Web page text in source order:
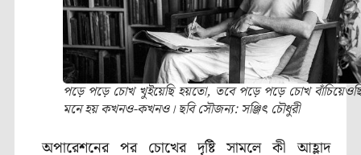
পড়ে পড়ে চোখ খুইয়েছি হয়তো, তবে পড়ে পড়ে চোখ
মনে হয় কখনও-কখনও। ছবি সৌজন্য: সঞ্জিৎ চৌধুরী
অপারেশনের পর চোখের দৃষ্টি সামলে কী আহ্লাদ